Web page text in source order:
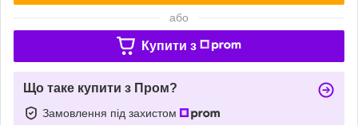
або
Купити з
Що таке купити з Пром?
Замовлення під захистом